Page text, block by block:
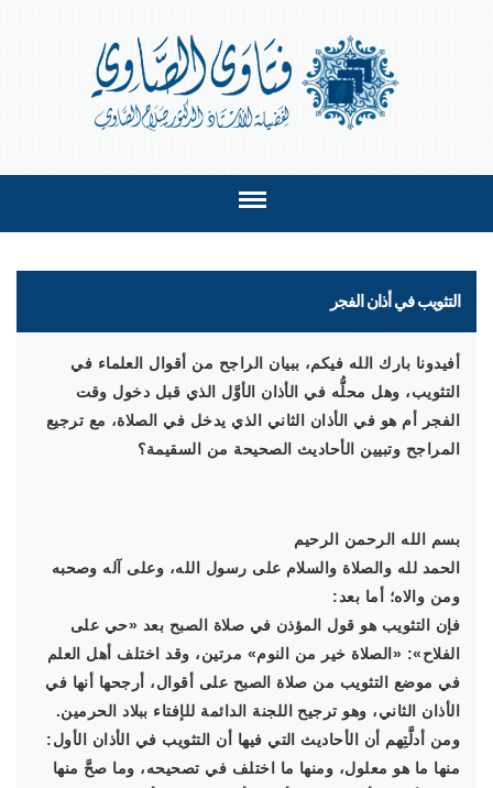
التثويب في أذان الفجر
أفيدونا بارك الله فيكم، ببيان الراجح من أقوال العلماء في
التثويب، وهل محلُّه في الأذان الأوَّل الذي قبل دخول وقت
الفجر أم هو في الأذان الثاني الذي يدخل في الصلاة، مع ترجيع
المراجح وتبيين الأحاديث الصحيحة من السقيمة؟
بسم الله الرحمن الرحيم
الحمد لله والصلاة والسلام على رسول الله، وعلى آله وصحبه
ومن والاه؛ أما بعد:
فإن التثويب هو قول المؤذن في صلاة الصبح بعد «حي على
الفلاح»: «الصلاة خير من النوم» مرتين، وقد اختلف أهل العلم
في موضع التثويب من صلاة الصبح على أقوال، أرجحها أنها في
الأذان الثاني، وهو ترجيح اللجنة الدائمة للإفتاء ببلاد الحرمين.
ومن أدلَّتِهم أن الأحاديث التي فيها أن التثويب في الأذان الأول:
منها ما هو معلول، ومنها ما اختلف في تصحيحه، وما صحَّ منها